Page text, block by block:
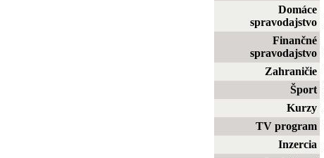
Domáce
spravodajstvo
Finančné
spravodajstvo
Zahraničie
Šport
Kurzy
TV program
Inzercia